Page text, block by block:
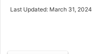
Last Updated: March 31, 2024